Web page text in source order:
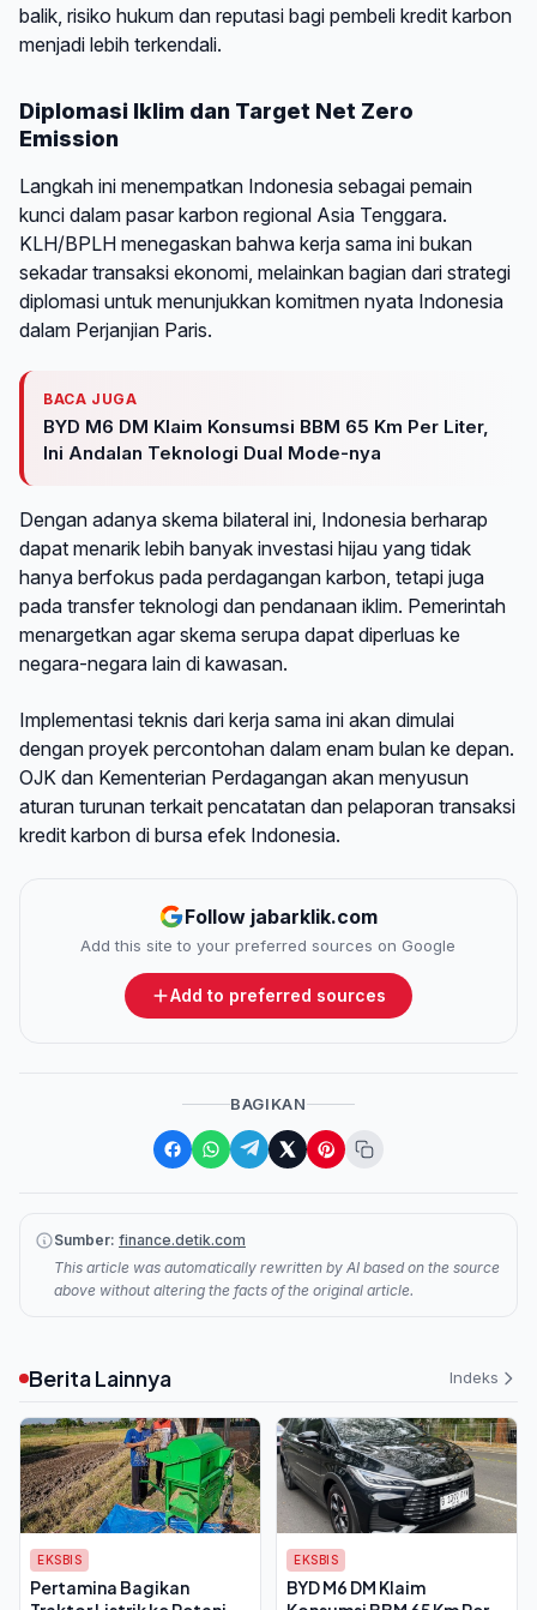
balik, risiko hukum dan reputasi bagi pembeli kredit karbon
menjadi lebih terkendali.
Diplomasi Iklim dan Target Net Zero
Emission
Langkah ini menempatkan Indonesia sebagai pemain
kunci dalam pasar karbon regional Asia Tenggara.
KLH/BPLH menegaskan bahwa kerja sama ini bukan
sekadar transaksi ekonomi, melainkan bagian dari strategi
diplomasi untuk menunjukkan komitmen nyata Indonesia
dalam Perjanjian Paris.
BACA JUGA
BYD M6 DM Klaim Konsumsi BBM 65 Km Per Liter,
Ini Andalan Teknologi Dual Mode-nya
Dengan adanya skema bilateral ini, Indonesia berharap
dapat menarik lebih banyak investasi hijau yang tidak
hanya berfokus pada perdagangan karbon, tetapi juga
pada transfer teknologi dan pendanaan iklim. Pemerintah
menargetkan agar skema serupa dapat diperluas ke
negara-negara lain di kawasan.
Implementasi teknis dari kerja sama ini akan dimulai
dengan proyek percontohan dalam enam bulan ke depan.
OJK dan Kementerian Perdagangan akan menyusun
aturan turunan terkait pencatatan dan pelaporan transaksi
kredit karbon di bursa efek Indonesia.
Follow jabarklik.com
Add this site to your preferred sources on Google
Add to preferred sources
BAGIKAN
Sumber: finance.detik.com
This article was automatically rewritten by AI based on the source
above without altering the facts of the original article.
Berita Lainnya Indeks
EKSBIS
Pertamina Bagikan
EKSBIS
BYD M6 DM Klaim